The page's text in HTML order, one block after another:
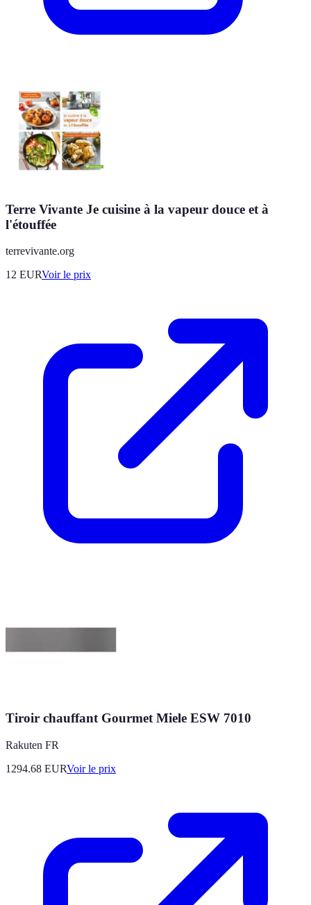
Terre Vivante Je cuisine à la vapeur douce et à
l'étouffée
terrevivante.org
12 EURVoir le prix
Tiroir chauffant Gourmet Miele ESW 7010
Rakuten FR
1294.68 EURVoir le prix